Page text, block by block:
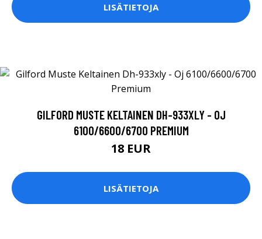
LISÄTIETOJA
GILFORD MUSTE KELTAINEN DH-933XLY - OJ
6100/6600/6700 PREMIUM
18 EUR
LISÄTIETOJA